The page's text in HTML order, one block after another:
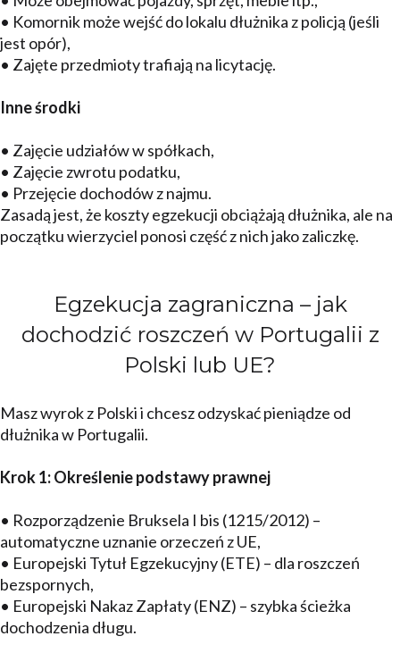
• Komornik może wejść do lokalu dłużnika z policją (jeśli
jest opór),
• Zajęte przedmioty trafiają na licytację.
Inne środki
• Zajęcie udziałów w spółkach,
• Zajęcie zwrotu podatku,
• Przejęcie dochodów z najmu.
Zasadą jest, że koszty egzekucji obciążają dłużnika, ale na
początku wierzyciel ponosi część z nich jako zaliczkę.
Egzekucja zagraniczna – jak
dochodzić roszczeń w Portugalii z
Polski lub UE?
Masz wyrok z Polski i chcesz odzyskać pieniądze od
dłużnika w Portugalii.
Krok 1: Określenie podstawy prawnej
• Rozporządzenie Bruksela I bis (1215/2012) –
automatyczne uznanie orzeczeń z UE,
• Europejski Tytuł Egzekucyjny (ETE) – dla roszczeń
bezspornych,
• Europejski Nakaz Zapłaty (ENZ) – szybka ścieżka
dochodzenia długu.